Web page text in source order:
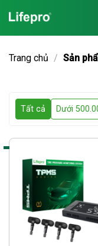
đến
nội
dung
Trang chủ / Sản
Tất cả Dưới